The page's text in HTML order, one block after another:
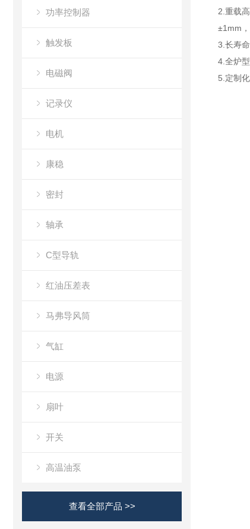
功率控制器
触发板
电磁阀
记录仪
电机
康稳
密封
轴承
C型导轨
红油压差表
马弗导风筒
气缸
电源
扇叶
开关
高温油泵
查看全部产品 >>
2.重载
±1mm
3.长寿
4.全炉
5.定制